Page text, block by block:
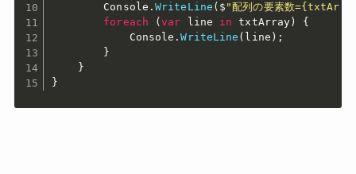
        Console
.WriteLine ( $ "配列の要素数
foreach
(var line in txtArray )
{
            Console
.WriteLine ( line ) ;
}
}
}